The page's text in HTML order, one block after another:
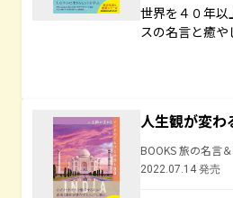
世界を４０年
スの名言と癒や
人生観が変わ
BOOKS 旅の名言
2022.07.14 発売